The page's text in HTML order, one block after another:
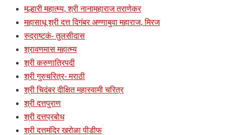
मल्हारी महात्म्य, श्री नानामहाराज तराणेकर
महासाधू श्री दत्त दिगंबर अण्णाबुवा महाराज, मिरज
रुद्राष्टकं- तुलसीदास
श्रावणमास महात्म्य
श्री करुणात्रिपदी
श्री गुरुचरित्र- मराठी
श्री चिदंबर दीक्षित महास्वामी चरित्र
श्री दत्तपुराण
श्री दत्तप्रबोध
श्री दत्तमंदिर खरोळा पीडीफ